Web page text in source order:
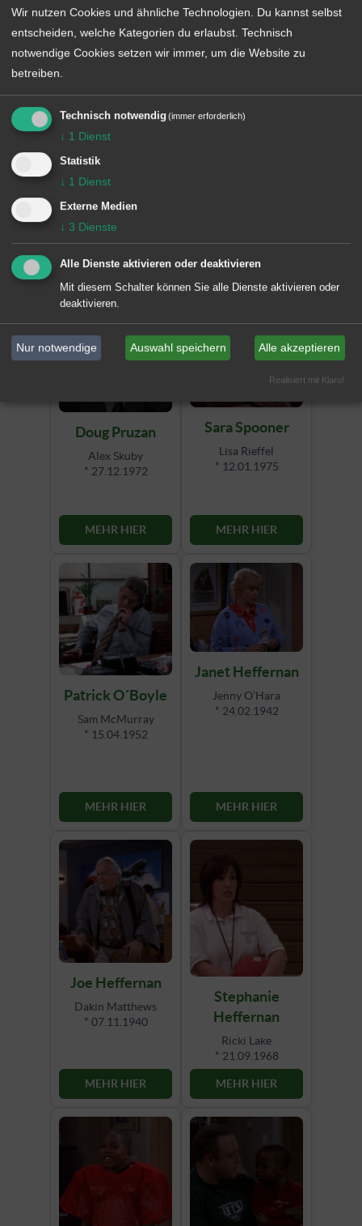
MEHR HIER
* 31.07.1963
Doug Pruzan
Alex Skuby
* 27.12.1972
MEHR HIER
Sara Spooner
Lisa Rieffel
* 12.01.1975
MEHR HIER
Patrick O´Boyle
Sam McMurray
* 15.04.1952
MEHR HIER
Janet Heffernan
Jenny O’Hara
* 24.02.1942
MEHR HIER
Joe Heffernan
Dakin Matthews
* 07.11.1940
MEHR HIER
Stephanie
Heffernan
Ricki Lake
* 21.09.1968
MEHR HIER
Wir nutzen Cookies und ähnliche Technologien. Du kannst selbst
entscheiden, welche Kategorien du erlaubst. Technisch
notwendige Cookies setzen wir immer, um die Website zu
betreiben.
Technisch notwendig (immer erforderlich)
↓ 1 Dienst
Statistik
↓ 1 Dienst
Externe Medien
↓ 3 Dienste
Alle Dienste aktivieren oder deaktivieren
Mit diesem Schalter können Sie alle Dienste aktivieren oder
deaktivieren.
Nur notwendige Auswahl speichern Alle akzeptieren
Realisiert mit Klaro!